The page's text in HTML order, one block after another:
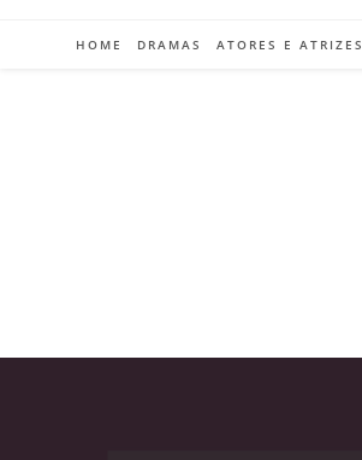
HOME DRAMAS ATORES E ATRIZES